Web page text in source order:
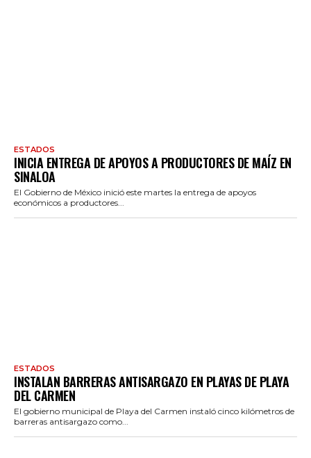
ESTADOS
INICIA ENTREGA DE APOYOS A PRODUCTORES DE MAÍZ EN
SINALOA
El Gobierno de México inició este martes la entrega de apoyos
económicos a productores...
ESTADOS
INSTALAN BARRERAS ANTISARGAZO EN PLAYAS DE PLAYA
DEL CARMEN
El gobierno municipal de Playa del Carmen instaló cinco kilómetros de
barreras antisargazo como...